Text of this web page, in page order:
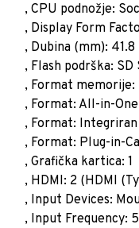
, CPU podnožje:
, Display Form
, Dubina (mm):
, Flash podrška: SD
, Format memorije:
, Format: All-in-
, Format: Integriran
, Format: Plug-in-
, Grafička kartica: 1
, HDMI: 2 (HDMI
, Input Devices:
, Input Frequency: